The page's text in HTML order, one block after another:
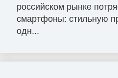
российском рынке
смартфоны: стильную
одн...